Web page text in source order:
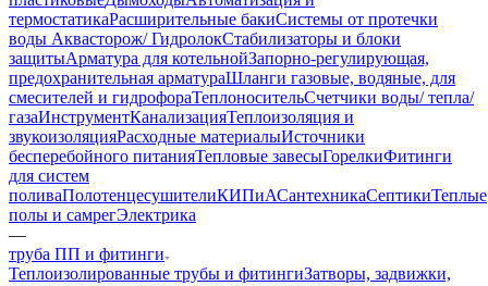
термостатикаРасширительные бакиСистемы от протечки
воды Аквасторож/ ГидролокСтабилизаторы и блоки
защитыАрматура для котельнойЗапорно-регулирующая,
предохранительная арматураШланги газовые, водяные, для
смесителей и гидрофораТеплоносительСчетчики воды/ тепла/
газаИнструментКанализацияТеплоизоляция и
звукоизоляцияРасходные материалыИсточники
бесперебойного питанияТепловые завесыГорелкиФитинги
для систем
поливаПолотенцесушителиКИПиАСантехникаСептикиТеплые
полы и самрегЭлектрика
—
труба ПП и фитинги
Теплоизолированные трубы и фитингиЗатворы, задвижки,